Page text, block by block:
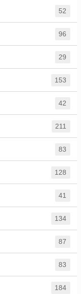
52
96
29
153
42
211
83
128
41
134
87
83
184